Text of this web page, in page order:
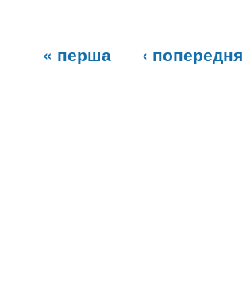
« перша ‹ попередня